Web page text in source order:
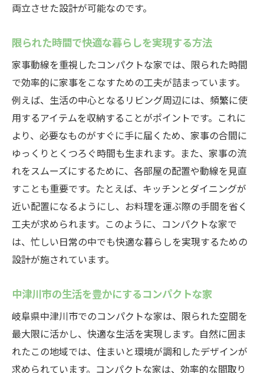
両立させた設計が可能なのです。
限られた時間で快適な暮らしを実現する方法
家事動線を重視したコンパクトな家では、限られた時間
で効率的に家事をこなすための工夫が詰まっています。
例えば、生活の中心となるリビング周辺には、頻繁に使
用するアイテムを収納することがポイントです。これに
より、必要なものがすぐに手に届くため、家事の合間に
ゆっくりとくつろぐ時間も生まれます。また、家事の流
れをスムーズにするために、各部屋の配置や動線を見直
すことも重要です。たとえば、キッチンとダイニングが
近い配置になるようにし、お料理を運ぶ際の手間を省く
工夫が求められます。このように、コンパクトな家で
は、忙しい日常の中でも快適な暮らしを実現するための
設計が施されています。
中津川市の生活を豊かにするコンパクトな家
岐阜県中津川市でのコンパクトな家は、限られた空間を
最大限に活かし、快適な生活を実現します。自然に囲ま
れたこの地域では、住まいと環境が調和したデザインが
求められています。コンパクトな家は、効率的な間取り